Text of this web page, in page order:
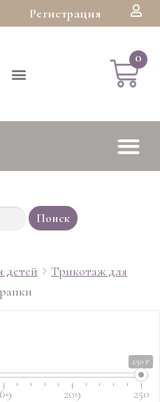
Регистрация
Поиск
детей
Трикотаж для
250 ₽
209 250